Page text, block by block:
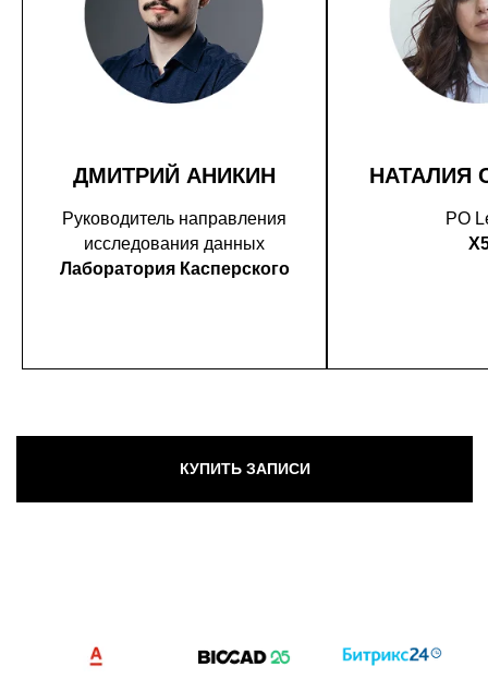
ДМИТРИЙ АНИКИН
Руководитель направления
исследования данных
Лаборатория Касперского
НАТАЛИЯ
PO